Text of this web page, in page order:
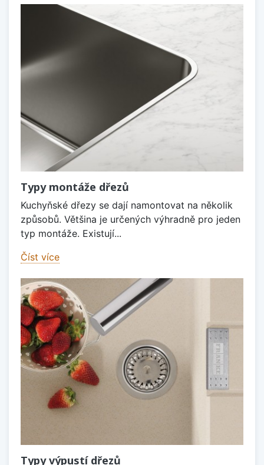
Typy montáže dřezů
Kuchyňské dřezy se dají namontovat na několik
způsobů. Většina je určených výhradně pro jeden
typ montáže. Existují...
Číst více
Typy výpustí dřezů